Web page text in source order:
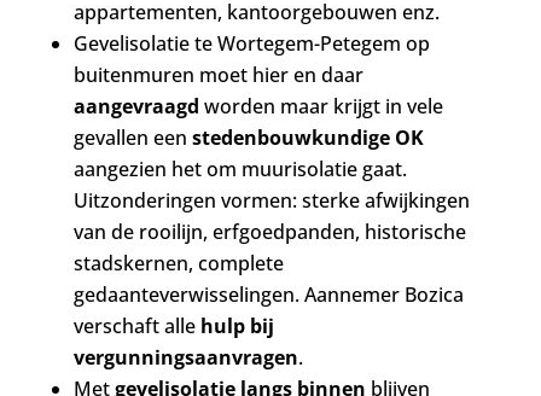
appartementen, kantoorgebouwen enz.
Gevelisolatie te Wortegem-Petegem op
buitenmuren moet hier en daar
aangevraagd worden maar krijgt in vele
gevallen een stedenbouwkundige OK
aangezien het om muurisolatie gaat.
Uitzonderingen vormen: sterke afwijkingen
van de rooilijn, erfgoedpanden, historische
stadskernen, complete
gedaanteverwisselingen. Aannemer Bozica
verschaft alle hulp bij
vergunningsaanvragen.
Metgevelisolatie langs binnen blijven